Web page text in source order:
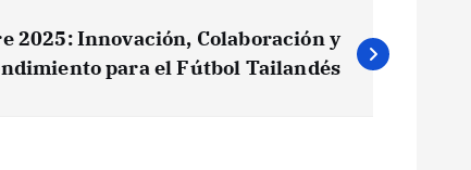
2025: Innovación, Colaboración y
para el Fútbol Tailandés